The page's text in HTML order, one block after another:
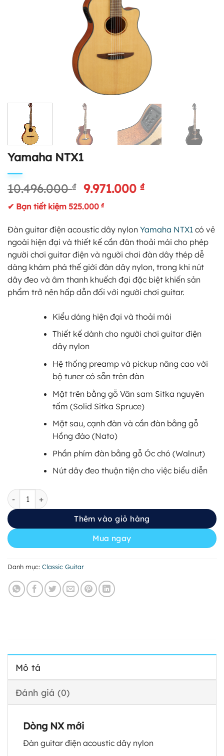
Yamaha NTX1
10.496.000₫
Giá
gốc
là:
10.496.000 ₫.
9.971.000₫Giá
là:
9.971.000 ₫.
✔ Bạn tiết kiệm 525.000 ₫
Đàn guitar điện acoustic dây nylon Yamaha NTX1 có vẻ
ngoài hiện đại và thiết kế cần đàn thoải mái cho phép
người chơi guitar điện và người chơi đàn dây thép dễ
dàng khám phá thế giới đàn dây nylon, trong khi nút
dây đeo và âm thanh khuếch đại đặc biệt khiến sản
phẩm trở nên hấp dẫn đối với người chơi guitar.
Kiểu dáng hiện đại và thoải mái
Thiết kế dành cho người chơi guitar điện
dây nylon
Hệ thống preamp và pickup nâng cao với
bộ tuner có sẵn trên đàn
Mặt trên bằng gỗ Vân sam Sitka nguyên
tấm (Solid Sitka Spruce)
Mặt sau, cạnh đàn và cần đàn bằng gỗ
Hồng đào (Nato)
Phần phím đàn bằng gỗ Óc chó (Walnut)
Nút dây đeo thuận tiện cho việc biểu diễn
Yamaha NTX1 số lượng
Thêm vào giỏ hàng
Mua ngay
Danh mục: Classic Guitar
Mô tả
Đánh giá (0)
Dòng NX mới
Đàn guitar điện acoustic dây nylon